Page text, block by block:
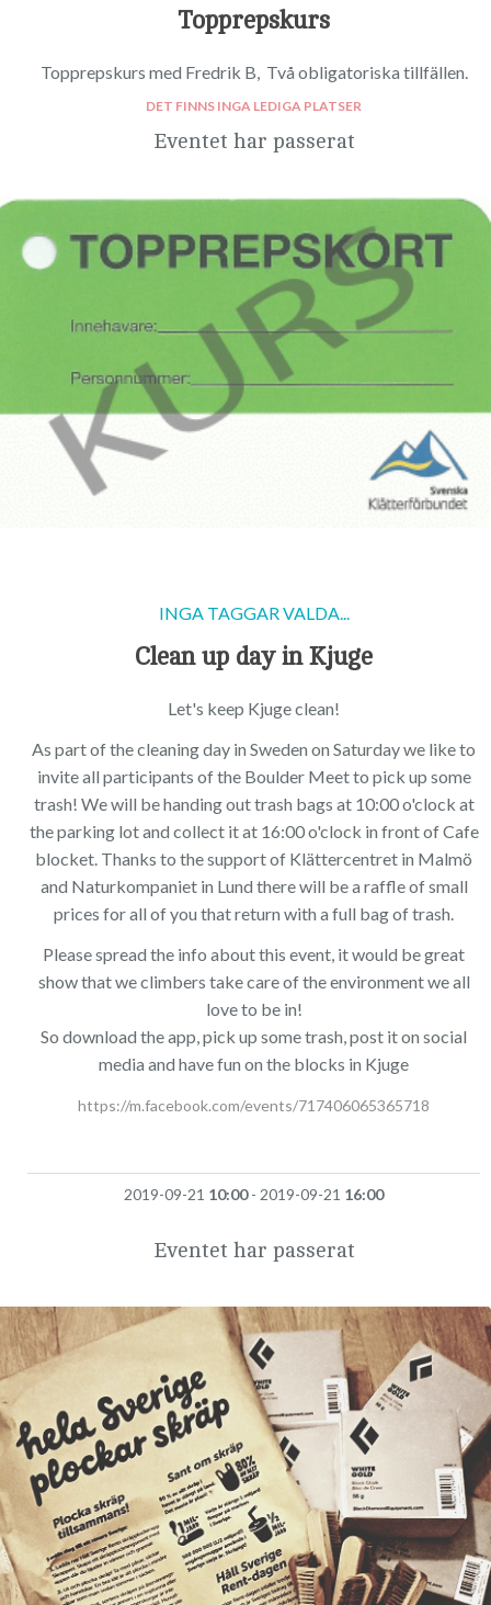
Topprepskurs
Topprepskurs med Fredrik B, Två obligatoriska tillfällen.
DET FINNS INGA LEDIGA PLATSER
Eventet har passerat
INGA TAGGAR VALDA...
Clean up day in Kjuge
Let's keep Kjuge clean!
As part of the cleaning day in Sweden on Saturday we like to
invite all participants of the Boulder Meet to pick up some
trash! We will be handing out trash bags at 10:00 o'clock at
the parking lot and collect it at 16:00 o'clock in front of Cafe
blocket. Thanks to the support of Klättercentret in Malmö
and Naturkompaniet in Lund there will be a raffle of small
prices for all of you that return with a full bag of trash.
Please spread the info about this event, it would be great
show that we climbers take care of the environment we all
love to be in!
So download the app, pick up some trash, post it on social
media and have fun on the blocks in Kjuge
https://m.facebook.com/events/717406065365718
2019-09-21 10:00- 2019-09-21 16:00
Eventet har passerat